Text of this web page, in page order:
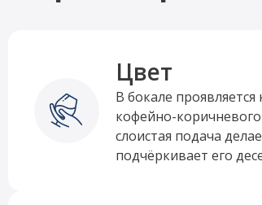
Цвет
В бокале
кофейно-
слоистая подача
подчёркивает его